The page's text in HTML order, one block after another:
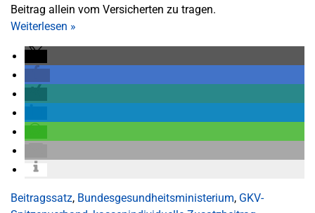
Beitrag allein vom Versicherten zu tragen.
Weiterlesen »
Beitragssatz, Bundesgesundheitsministerium, GKV-